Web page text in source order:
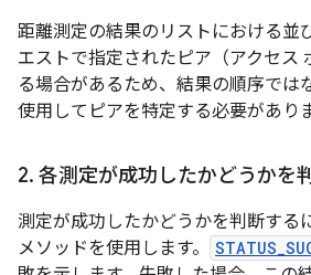
距離測定の結果のリストにおける並
エストで指定されたピア（アクセス
る場合があるため、結果の順序では
使用してピアを特定する必要がありま
2. 各測定が成功したかどうかを
測定が成功したかどうかを判断する
メソッドを使用します。